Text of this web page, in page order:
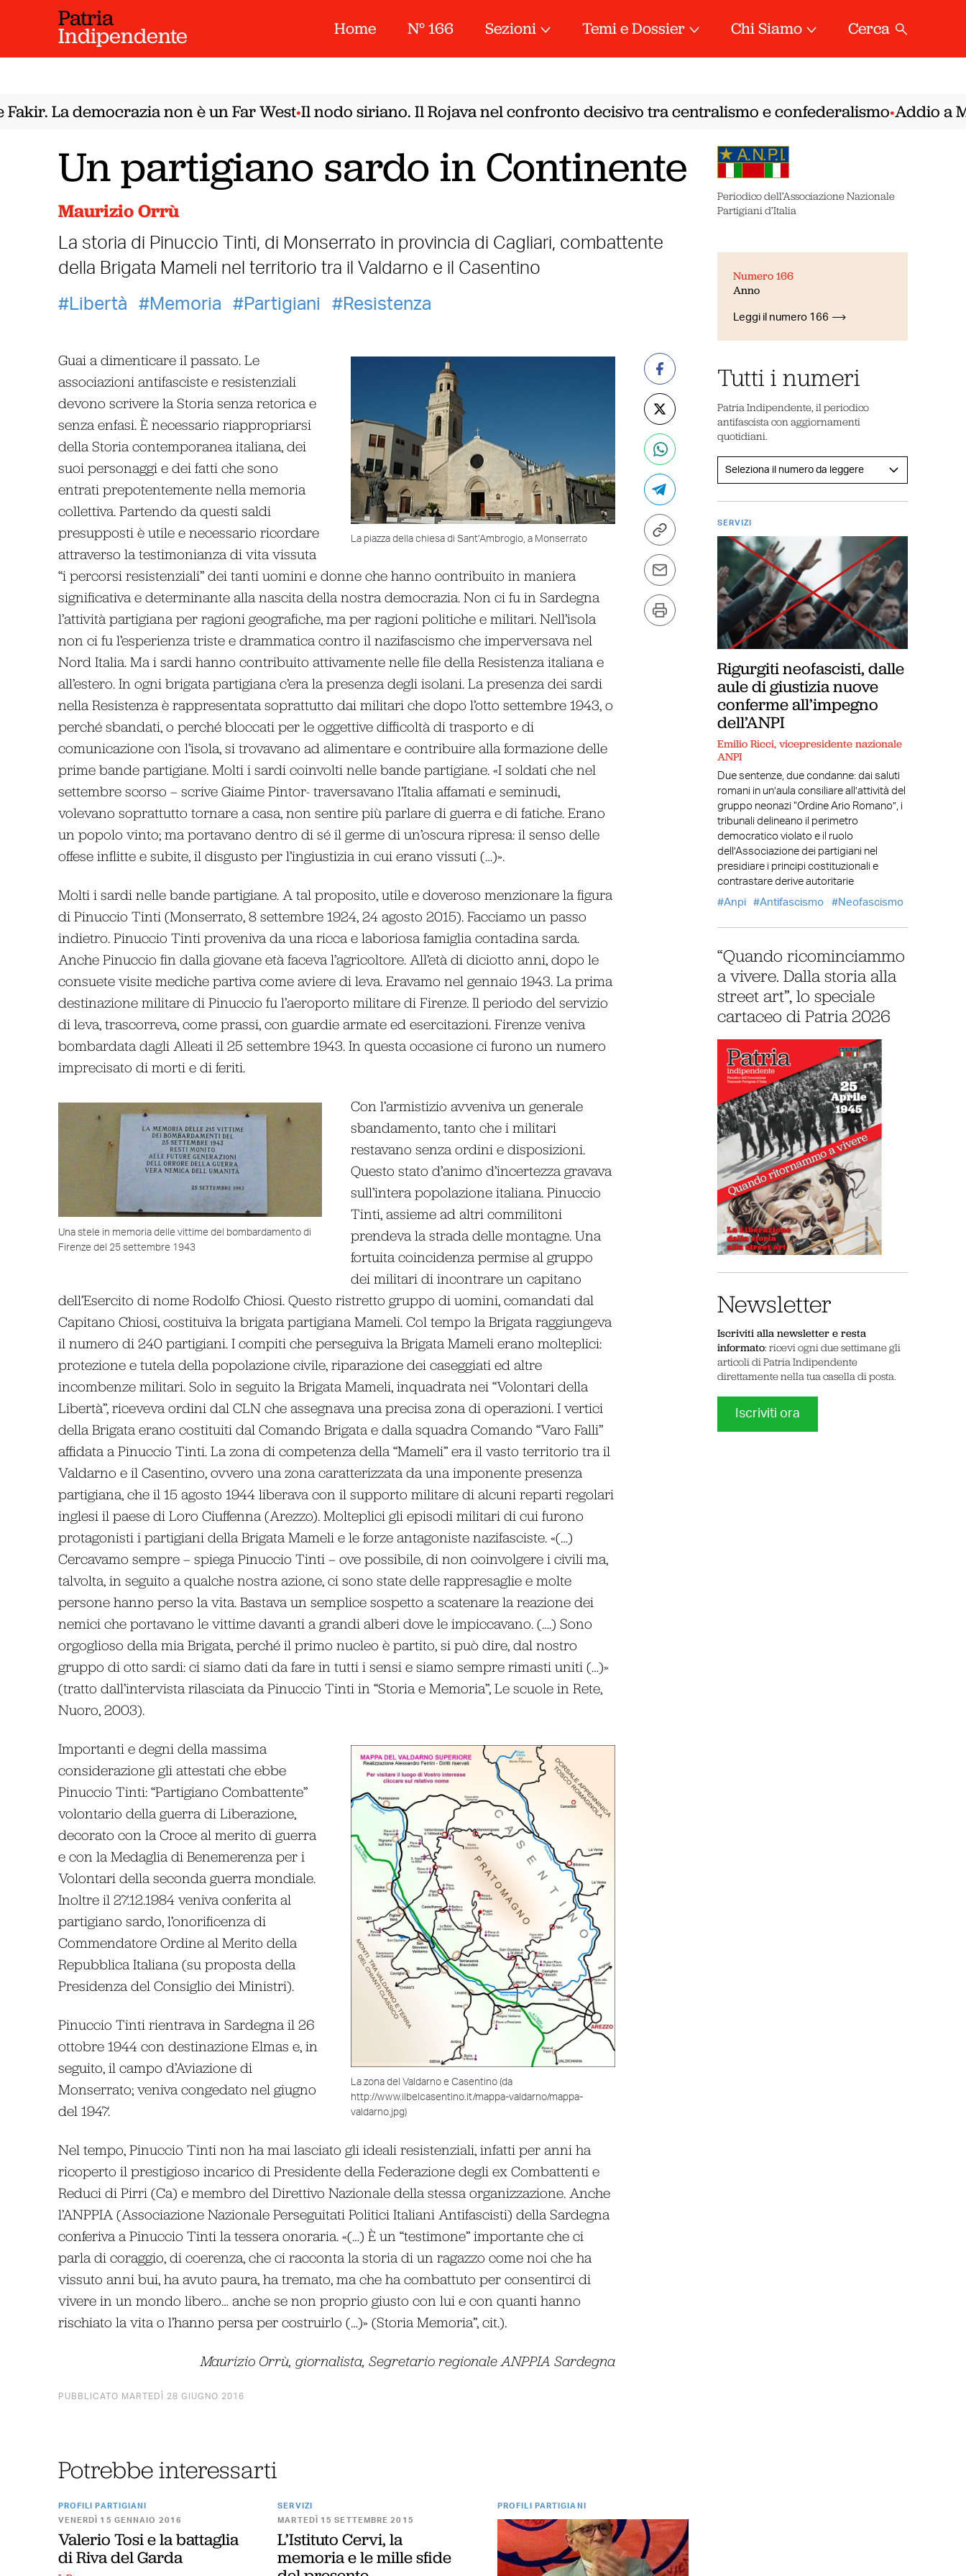
Patria
Indipendente Home N° 166 Sezioni Temi e Dossier Chi Siamo Cerca
La democrazia non è un Far West•Il nodo siriano. Il Rojava nel confronto decisivo tra centralismo e confederalismo•Addio a
Un partigiano sardo in Continente
Maurizio Orrù
La storia di Pinuccio Tinti, di Monserrato in provincia di Cagliari, combattente
della Brigata Mameli nel territorio tra il Valdarno e il Casentino
Libertà
Memoria Partigiani Resistenza
La piazza della chiesa di Sant’Ambrogio, a Monserrato
Guai a dimenticare il passato. Le
associazioni antifasciste e resistenziali
devono scrivere la Storia senza retorica e
senza enfasi. È necessario riappropriarsi
della Storia contemporanea italiana, dei
suoi personaggi e dei fatti che sono
entrati prepotentemente nella memoria
collettiva. Partendo da questi saldi
presupposti è utile e necessario ricordare
attraverso la testimonianza di vita vissuta
“i percorsi resistenziali” dei tanti uomini e donne che hanno contribuito in maniera
significativa e determinante alla nascita della nostra democrazia. Non ci fu in Sardegna
l’attività partigiana per ragioni geografiche, ma per ragioni politiche e militari. Nell’isola
non ci fu l’esperienza triste e drammatica contro il nazifascismo che imperversava nel
Nord Italia. Ma i sardi hanno contribuito attivamente nelle file della Resistenza italiana e
all’estero. In ogni brigata partigiana c’era la presenza degli isolani. La presenza dei sardi
nella Resistenza è rappresentata soprattutto dai militari che dopo l’otto settembre 1943, o
perché sbandati, o perché bloccati per le oggettive difficoltà di trasporto e di
comunicazione con l’isola, si trovavano ad alimentare e contribuire alla formazione delle
prime bande partigiane. Molti i sardi coinvolti nelle bande partigiane. «I soldati che nel
settembre scorso – scrive Giaime Pintor- traversavano l’Italia affamati e seminudi,
volevano soprattutto tornare a casa, non sentire più parlare di guerra e di fatiche. Erano
un popolo vinto; ma portavano dentro di sé il germe di un’oscura ripresa: il senso delle
offese inflitte e subite, il disgusto per l’ingiustizia in cui erano vissuti (…)».
Molti i sardi nelle bande partigiane. A tal proposito, utile e doveroso menzionare la figura
di Pinuccio Tinti (Monserrato, 8 settembre 1924, 24 agosto 2015). Facciamo un passo
indietro. Pinuccio Tinti proveniva da una ricca e laboriosa famiglia contadina sarda.
Anche Pinuccio fin dalla giovane età faceva l’agricoltore. All’età di diciotto anni, dopo le
consuete visite mediche partiva come aviere di leva. Eravamo nel gennaio 1943. La prima
destinazione militare di Pinuccio fu l’aeroporto militare di Firenze. Il periodo del servizio
di leva, trascorreva, come prassi, con guardie armate ed esercitazioni. Firenze veniva
bombardata dagli Alleati il 25 settembre 1943. In questa occasione ci furono un numero
imprecisato di morti e di feriti.
Una stele in memoria delle vittime del bombardamento di
Firenze del 25 settembre 1943
Con l’armistizio avveniva un generale
sbandamento, tanto che i militari
restavano senza ordini e disposizioni.
Questo stato d’animo d’incertezza gravava
sull’intera popolazione italiana. Pinuccio
Tinti, assieme ad altri commilitoni
prendeva la strada delle montagne. Una
fortuita coincidenza permise al gruppo
dei militari di incontrare un capitano
dell’Esercito di nome Rodolfo Chiosi. Questo ristretto gruppo di uomini, comandati dal
Capitano Chiosi, costituiva la brigata partigiana Mameli. Col tempo la Brigata raggiungeva
il numero di 240 partigiani. I compiti che perseguiva la Brigata Mameli erano molteplici:
protezione e tutela della popolazione civile, riparazione dei caseggiati ed altre
incombenze militari. Solo in seguito la Brigata Mameli, inquadrata nei “Volontari della
Libertà”, riceveva ordini dal CLN che assegnava una precisa zona di operazioni. I vertici
della Brigata erano costituiti dal Comando Brigata e dalla squadra Comando “Varo Falli”
affidata a Pinuccio Tinti. La zona di competenza della “Mameli” era il vasto territorio tra il
Valdarno e il Casentino, ovvero una zona caratterizzata da una imponente presenza
partigiana, che il 15 agosto 1944 liberava con il supporto militare di alcuni reparti regolari
inglesi il paese di Loro Ciuffenna (Arezzo). Molteplici gli episodi militari di cui furono
protagonisti i partigiani della Brigata Mameli e le forze antagoniste nazifasciste. «(…)
Cercavamo sempre – spiega Pinuccio Tinti – ove possibile, di non coinvolgere i civili ma,
talvolta, in seguito a qualche nostra azione, ci sono state delle rappresaglie e molte
persone hanno perso la vita. Bastava un semplice sospetto a scatenare la reazione dei
nemici che portavano le vittime davanti a grandi alberi dove le impiccavano. (….) Sono
orgoglioso della mia Brigata, perché il primo nucleo è partito, si può dire, dal nostro
gruppo di otto sardi: ci siamo dati da fare in tutti i sensi e siamo sempre rimasti uniti (…)»
(tratto dall’intervista rilasciata da Pinuccio Tinti in “Storia e Memoria”, Le scuole in Rete,
Nuoro, 2003).
La zona del Valdarno e Casentino (da
http://www.ilbelcasentino.it/mappa-valdarno/mappa-
valdarno.jpg)
Importanti e degni della massima
considerazione gli attestati che ebbe
Pinuccio Tinti: “Partigiano Combattente”
volontario della guerra di Liberazione,
decorato con la Croce al merito di guerra
e con la Medaglia di Benemerenza per i
Volontari della seconda guerra mondiale.
Inoltre il 27.12.1984 veniva conferita al
partigiano sardo, l’onorificenza di
Commendatore Ordine al Merito della
Repubblica Italiana (su proposta della
Presidenza del Consiglio dei Ministri).
Pinuccio Tinti rientrava in Sardegna il 26
ottobre 1944 con destinazione Elmas e, in
seguito, il campo d’Aviazione di
Monserrato; veniva congedato nel giugno
del 1947.
Nel tempo, Pinuccio Tinti non ha mai lasciato gli ideali resistenziali, infatti per anni ha
ricoperto il prestigioso incarico di Presidente della Federazione degli ex Combattenti e
Reduci di Pirri (Ca) e membro del Direttivo Nazionale della stessa organizzazione. Anche
l’ANPPIA (Associazione Nazionale Perseguitati Politici Italiani Antifascisti) della Sardegna
conferiva a Pinuccio Tinti la tessera onoraria. «(…) È un “testimone” importante che ci
parla di coraggio, di coerenza, che ci racconta la storia di un ragazzo come noi che ha
vissuto anni bui, ha avuto paura, ha tremato, ma che ha combattuto per consentirci di
vivere in un mondo libero… anche se non proprio giusto con lui e con quanti hanno
rischiato la vita o l’hanno persa per costruirlo (…)» (Storia Memoria”, cit.).
Maurizio Orrù, giornalista, Segretario regionale ANPPIA Sardegna
PUBBLICATO MARTEDÌ 28 GIUGNO 2016
Potrebbe interessarti
PROFILI PARTIGIANI
VENERDÌ 15 GENNAIO 2016
Valerio Tosi e la battaglia
di Riva del Garda
SERVIZI
MARTEDÌ 15 SETTEMBRE 2015
L’Istituto Cervi, la
memoria e le mille sfide
PROFILI PARTIGIANI
Periodico dell’Associazione Nazionale
Partigiani d’Italia
Numero 166
Anno
Leggi il numero 166
Tutti i numeri
Patria Indipendente, il periodico
antifascista con aggiornamenti
quotidiani.
SERVIZI
Rigurgiti neofascisti, dalle
aule di giustizia nuove
conferme all’impegno
dell’ANPI
Emilio Ricci, vicepresidente nazionale
ANPI
Due sentenze, due condanne: dai saluti
romani in un’aula consiliare all’attività del
gruppo neonazi “Ordine Ario Romano”, i
tribunali delineano il perimetro
democratico violato e il ruolo
dell’Associazione dei partigiani nel
presidiare i principi costituzionali e
contrastare derive autoritarie
Anpi
Antifascismo Neofascismo
“Quando ricominciammo
a vivere. Dalla storia alla
street art”, lo speciale
cartaceo di Patria 2026
Newsletter
Iscriviti alla newsletter e resta
informato: ricevi ogni due settimane gli
articoli di Patria Indipendente
direttamente nella tua casella di posta.
Iscriviti ora